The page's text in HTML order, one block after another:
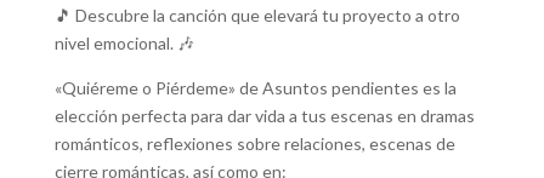
🎵 Descubre la canción que elevará tu proyecto a otro
nivel emocional. 🎶
«Quiéreme o Piérdeme» de Asuntos pendientes es la
elección perfecta para dar vida a tus escenas en dramas
románticos, reflexiones sobre relaciones, escenas de
cierre románticas, así como en: